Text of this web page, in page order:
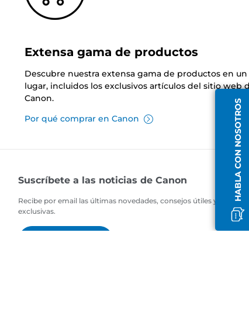
HABLA CON NOSOTROS
Extensa gama de productos
Descubre nuestra extensa gama de productos en un
lugar, incluidos los exclusivos artículos del sitio web
Canon.
Por qué comprar en Canon
Suscríbete a las noticias de Canon
Recibe por email las últimas novedades, consejos útiles y ofertas
exclusivas.